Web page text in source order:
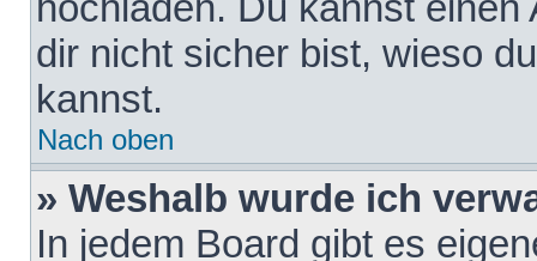
dir nicht sicher bist, wieso
kannst.
Nach oben
» Weshalb wurde ich
In jedem Board gibt es